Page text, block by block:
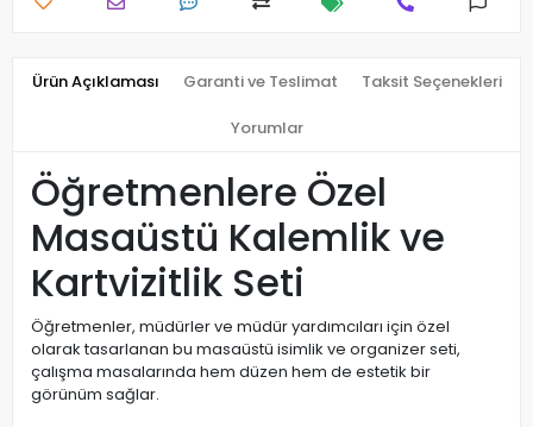
Ürün Açıklaması Garanti ve Teslimat Taksit Seçenekleri
Yorumlar
Öğretmenlere Özel
Masaüstü Kalemlik ve
Kartvizitlik Seti
Öğretmenler, müdürler ve müdür yardımcıları için özel
olarak tasarlanan bu masaüstü isimlik ve organizer seti,
çalışma masalarında hem düzen hem de estetik bir
görünüm sağlar.